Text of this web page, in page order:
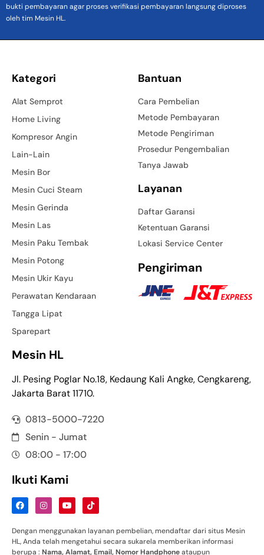
bukti pembayaran agar proses verifikasi pembayaran langsung diproses
oleh tim Mesin HL.
Kategori
Alat Semprot
Home Living
Kompresor Angin
Lain-Lain
Mesin Bor
Mesin Cuci Steam
Mesin Gerinda
Mesin Las
Mesin Paku Tembak
Mesin Potong
Mesin Ukir Kayu
Perawatan Kendaraan
Tangga Lipat
Sparepart
Bantuan
Cara Pembelian
Metode Pembayaran
Metode Pengiriman
Prosedur Pengembalian
Tanya Jawab
Layanan
Daftar Garansi
Ketentuan Garansi
Lokasi Service Center
Pengiriman
Mesin HL
Jl. Pesing Poglar No.18, Kedaung Kali Angke, Cengkareng,
Jakarta Barat 11710.
0813-5000-7220
Senin - Jumat
08:00 - 17:00
Ikuti Kami
Dengan menggunakan layanan pembelian, mendaftar dari situs Mesin
HL, Anda telah mengetahui secara sukarela memberikan informasi
berupa : Nama,Alamat,Email,NomorHandphoneataupun